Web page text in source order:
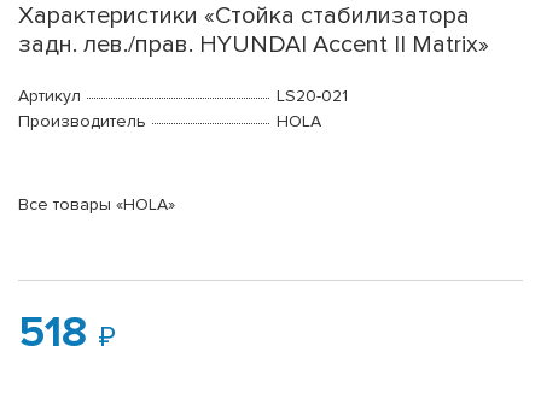
Характеристики «Стойка стабилизатора
задн. лев./прав. HYUNDAI Accent II Matrix»
Артикул
LS20-021
Производитель
HOLA
Все товары «HOLA»
518